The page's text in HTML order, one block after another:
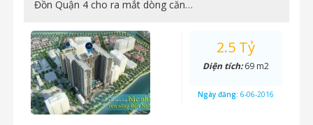
Đồn Quận 4 cho ra mắt dòng căn…
2.5 Tỷ
Diện tích:69 m2
Ngày đăng: 6-06-2016